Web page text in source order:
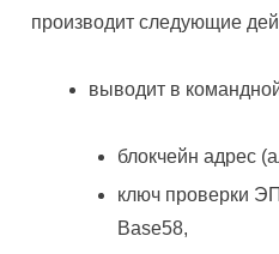
производит следующие
выводит в
блокчейн адрес
ключ проверки
Base58,